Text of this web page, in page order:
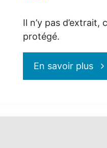
Il n’y pas
protégé.
En savoir plus